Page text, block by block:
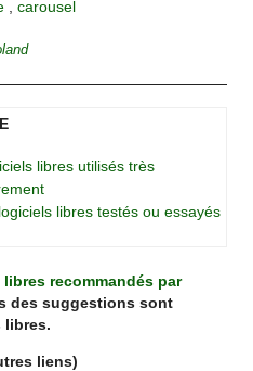
,carousel
libres utilisés très
libres testés ou essayés
libres recommandés par
des suggestions sont
libres.
liens)